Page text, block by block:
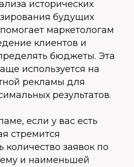
исторических
будущих
маркетологам
клиентов и
бюджеты. Эта
используется на
рекламы для
результатов.
если у вас есть
стремится
количество заявок по
и наименьшей